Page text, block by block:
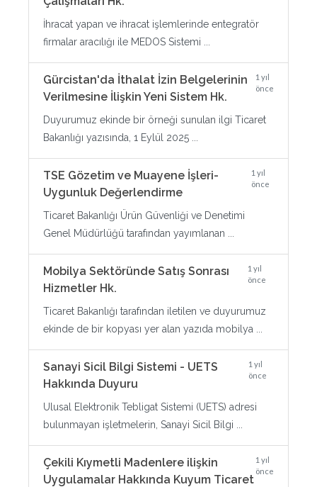
İhracat yapan ve ihracat işlemlerinde entegratör
firmalar aracılığı ile MEDOS Sistemi ...
Gürcistan'da İthalat İzin Belgelerinin
Verilmesine İlişkin Yeni Sistem Hk.
1 yıl
önce
Duyurumuz ekinde bir örneği sunulan ilgi Ticaret
Bakanlığı yazısında, 1 Eylül 2025 ...
TSE Gözetim ve Muayene İşleri-
Uygunluk Değerlendirme
1 yıl
önce
Ticaret Bakanlığı Ürün Güvenliği ve Denetimi
Genel Müdürlüğü tarafından yayımlanan ...
Mobilya Sektöründe Satış Sonrası
Hizmetler Hk.
1 yıl
önce
Ticaret Bakanlığı tarafından iletilen ve duyurumuz
ekinde de bir kopyası yer alan yazıda mobilya ...
Sanayi Sicil Bilgi Sistemi - UETS
Hakkında Duyuru
1 yıl
önce
Ulusal Elektronik Tebligat Sistemi (UETS) adresi
bulunmayan işletmelerin, Sanayi Sicil Bilgi ...
Çekili Kıymetli Madenlere ilişkin
Uygulamalar Hakkında Kuyum Ticaret
1 yıl
önce